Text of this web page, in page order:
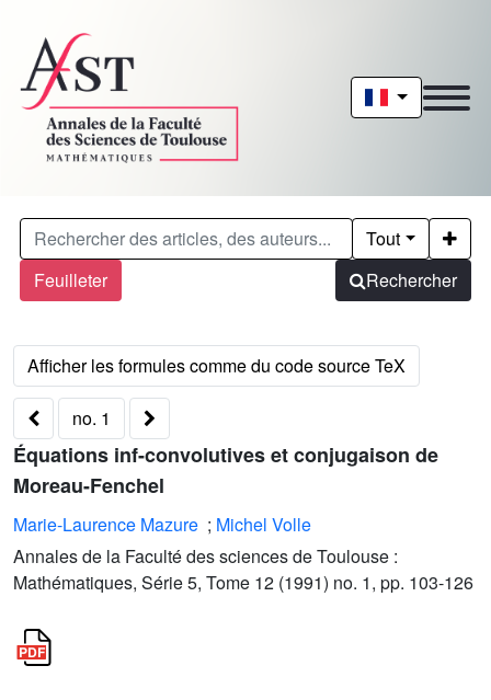
Feuilleter
Tout
Rechercher
no. 1
Équations inf-convolutives et conjugaison de
Moreau-Fenchel
Marie-Laurence Mazure ; Michel Volle
Annales de la Faculté des sciences de Toulouse :
Mathématiques, Série 5, Tome 12 (1991) no. 1, pp. 103-126